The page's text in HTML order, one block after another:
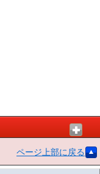
ページ上部に戻る